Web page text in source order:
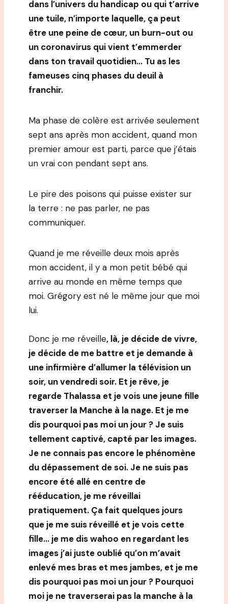
dans l’univers du handicap ou qui t’arrive
une tuile, n’importe laquelle, ça peut
être une peine de cœur, un burn-out ou
un coronavirus qui vient t’emmerder
dans ton travail quotidien… Tu as les
fameuses cinq phases du deuil à
franchir.
Ma phase de colère est arrivée seulement
sept ans après mon accident, quand mon
premier amour est parti, parce que j’étais
un vrai con pendant sept ans.
Le pire des poisons qui puisse exister sur
la terre : ne pas parler, ne pas
communiquer.
Quand je me réveille deux mois après
mon accident, il y a mon petit bébé qui
arrive au monde en même temps que
moi. Grégory est né le même jour que moi
lui.
Donc je me réveille, là, je décide de vivre,
je décide de me battre et je demande à
une infirmière d’allumer la télévision un
soir, un vendredi soir. Et je rêve, je
regarde Thalassa et je vois une jeune fille
traverser la Manche à la nage. Et je me
dis pourquoi pas moi un jour ? Je suis
tellement captivé, capté par les images.
Je ne connais pas encore le phénomène
du dépassement de soi. Je ne suis pas
encore été allé en centre de
rééducation, je me réveillai
pratiquement. Ça fait quelques jours
que je me suis réveillé et je vois cette
fille… je me dis wahoo en regardant les
images j’ai juste oublié qu’on m’avait
enlevé mes bras et mes jambes, et je me
dis pourquoi pas moi un jour ? Pourquoi
moi je ne traverserai pas la manche à la